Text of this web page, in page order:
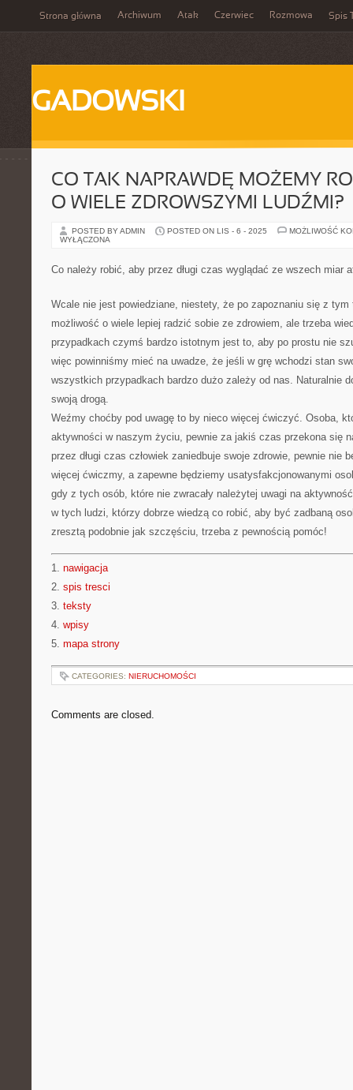
Strona główna Archiwum Atak Czerwiec Rozmowa Spis
GADOWSKI
CO TAK NAPRAWDĘ MOŻEMY
O WIELE ZDROWSZYMI LUDŹMI?
POSTED BY ADMIN POSTED ON LIS - 6 - 2025
MOŻLIWOŚĆ
WYŁĄCZONA
Co należy robić, aby przez długi czas wyglądać ze wszech miar
Wcale nie jest powiedziane, niestety, że po zapoznaniu się z tym
możliwość o wiele lepiej radzić sobie ze zdrowiem, ale trzeba
przypadkach czymś bardzo istotnym jest to, aby po prostu nie
więc powinniśmy mieć na uwadze, że jeśli w grę wchodzi stan
wszystkich przypadkach bardzo dużo zależy od nas. Naturalnie
swoją drogą.
Weźmy choćby pod uwagę to by nieco więcej ćwiczyć. Osoba,
aktywności w naszym życiu, pewnie za jakiś czas przekona się
przez długi czas człowiek zaniedbuje swoje zdrowie, pewnie nie
więcej ćwiczmy, a zapewne będziemy usatysfakcjonowanymi
gdy z tych osób, które nie zwracały należytej uwagi na
w tych ludzi, którzy dobrze wiedzą co robić, aby być zadbaną
zresztą podobnie jak szczęściu, trzeba z pewnością pomóc!
1. nawigacja
2. spis tresci
3. teksty
4. wpisy
5. mapa strony
CATEGORIES: NIERUCHOMOŚCI
Comments are closed.